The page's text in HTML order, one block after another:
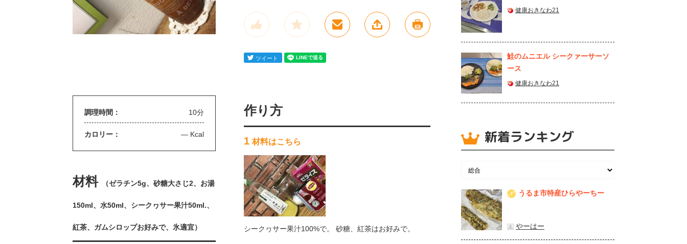
調理時間： 10分
カロリー： — Kcal
材料 （ゼラチン5g、砂糖大さじ2、お湯
150ml、水50ml、シークヮサー果汁50ml.、
紅茶、ガムシロップお好みで、氷適宜）
作り方
1 材料はこちら
シークヮサー果汁100%で。 砂糖、紅茶はお好みで。
健康おきなわ21
鮭のムニエル シークァーサーソ
ース
健康おきなわ21
新着ランキング
1 うるま市特産ひらやーちー
やーはー